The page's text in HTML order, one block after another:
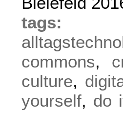
commons,
culture,
yourself, do